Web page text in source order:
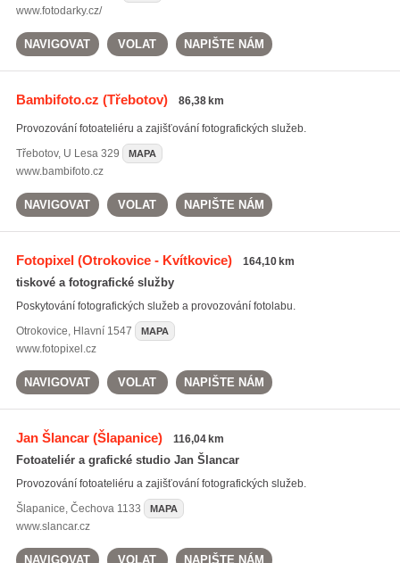
www.fotodarky.cz/
NAVIGOVAT VOLAT NAPIŠTE NÁM
Bambifoto.cz (Třebotov) 86,38 km
Provozování fotoateliéru a zajišťování fotografických služeb.
Třebotov, U Lesa 329 MAPA
www.bambifoto.cz
NAVIGOVAT VOLAT NAPIŠTE NÁM
Fotopixel(Otrokovice - Kvítkovice) 164,10 km
tiskové a fotografické služby
Poskytování fotografických služeb a provozování fotolabu.
Otrokovice, Hlavní 1547 MAPA
www.fotopixel.cz
NAVIGOVAT VOLAT NAPIŠTE NÁM
Jan Šlancar(Šlapanice) 116,04 km
Fotoateliér a grafické studio Jan Šlancar
Provozování fotoateliéru a zajišťování fotografických služeb.
Šlapanice, Čechova 1133 MAPA
www.slancar.cz
NAVIGOVAT VOLAT NAPIŠTE NÁM